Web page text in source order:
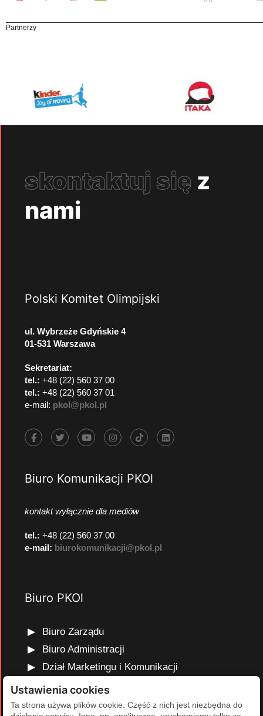
Partnerzy
skontaktuj się z
nami
Polski Komitet Olimpijski
ul. Wybrzeże Gdyńskie 4
01-531 Warszawa
Sekretariat:
tel.: +48 (22) 560 37 00
tel.: +48 (22) 560 37 01
e-mail: pkol@pkol.pl
Biuro Komunikacji PKOl
kontakt wyłącznie dla mediów
tel.: +48 (22) 560 37 00
e-mail: biurokomunikacji@pkol.pl
Biuro PKOl
Biuro Zarządu
Biuro Administracji
Dział Marketingu i Komunikacji
Dział Edukacji Olimpijskiej
Dział Finansów i Kadr
Ustawienia cookies
Ta strona używa plików cookie. Część z nich jest niezbędna do